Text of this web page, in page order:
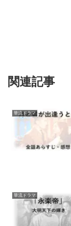
関連記事
華流ドラマ
華流ドラマ